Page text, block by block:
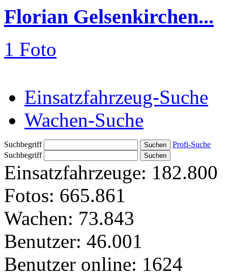
Florian Gelsenkirchen...
1 Foto
Einsatzfahrzeug-Suche
Wachen-Suche
Suchbegriff
Profi-Suche
Suchbegriff
Einsatzfahrzeuge: 182.800
Fotos: 665.861
Wachen: 73.843
Benutzer: 46.001
Benutzer online: 1624